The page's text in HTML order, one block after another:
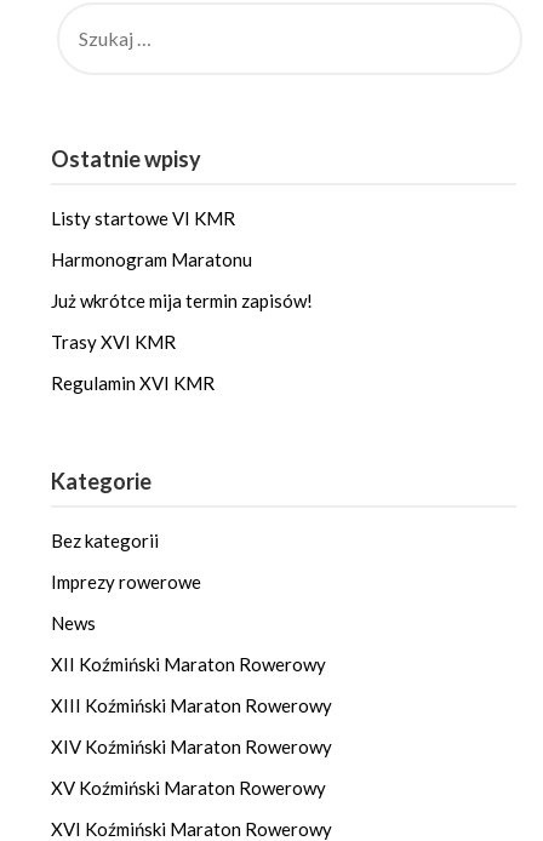
Ostatnie wpisy
Listy startowe VI KMR
Harmonogram Maratonu
Już wkrótce mija termin zapisów!
Trasy XVI KMR
Regulamin XVI KMR
Kategorie
Bez kategorii
Imprezy rowerowe
News
XII Koźmiński Maraton Rowerowy
XIII Koźmiński Maraton Rowerowy
XIV Koźmiński Maraton Rowerowy
XV Koźmiński Maraton Rowerowy
XVI Koźmiński Maraton Rowerowy